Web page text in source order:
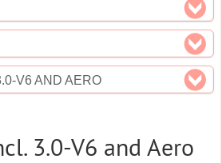
V6 AND AERO
3.0-V6 and Aero